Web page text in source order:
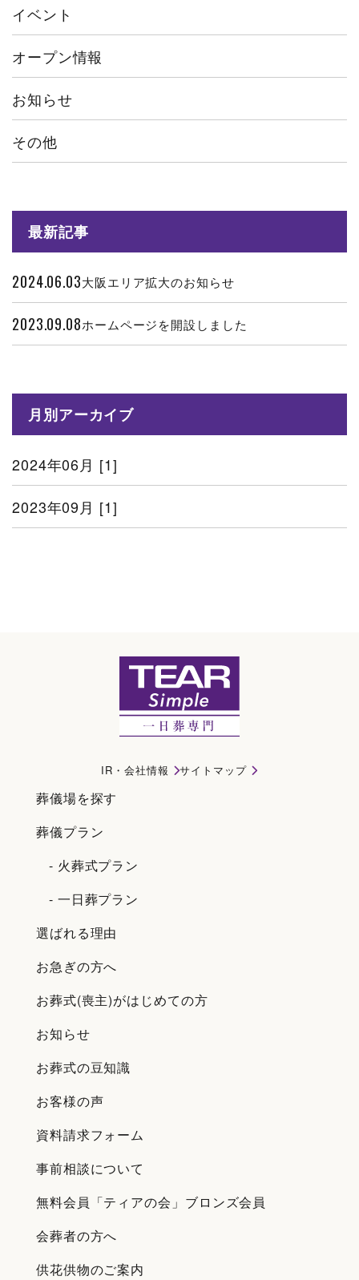
イベント
オープン情報
お知らせ
その他
最新記事
2024.06.03大阪エリア拡大のお知らせ
2023.09.08ホームページを開設しました
月別アーカイブ
2024年06月 [1]
2023年09月 [1]
IR・会社情報 サイトマップ
葬儀場を探す
葬儀プラン
- 火葬式プラン
- 一日葬プラン
選ばれる理由
お急ぎの方へ
お葬式(喪主)がはじめての方
お知らせ
お葬式の豆知識
お客様の声
資料請求フォーム
事前相談について
無料会員「ティアの会」ブロンズ会員
会葬者の方へ
供花供物のご案内